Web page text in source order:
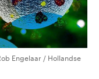
Engelaar / Hollandse